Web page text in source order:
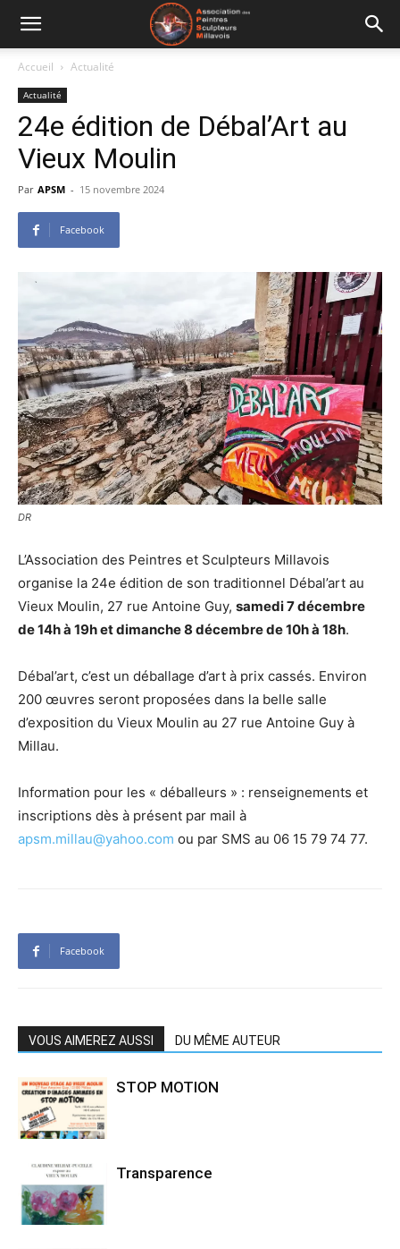
Association
des
Sculpteurs
Millavois
Accueil Actualité
Actualité
24e édition de Débal’Art au
Vieux Moulin
Par APSM - 15 novembre 2024
Facebook
DR
L’Association des Peintres et Sculpteurs Millavois
organise la 24e édition de son traditionnel Débal’art au
Vieux Moulin, 27 rue Antoine Guy, samedi 7 décembre
de 14h à 19h et dimanche 8 décembre de 10h à 18h.
Débal’art, c’est un déballage d’art à prix cassés. Environ
200 œuvres seront proposées dans la belle salle
d’exposition du Vieux Moulin au 27 rue Antoine Guy à
Millau.
Information pour les « déballeurs » : renseignements et
inscriptions dès à présent par mail à
apsm.millau@yahoo.com ou par SMS au 06 15 79 74 77.
Facebook
VOUS AIMEREZ AUSSI DU MÊME AUTEUR
STOP MOTION
Transparence